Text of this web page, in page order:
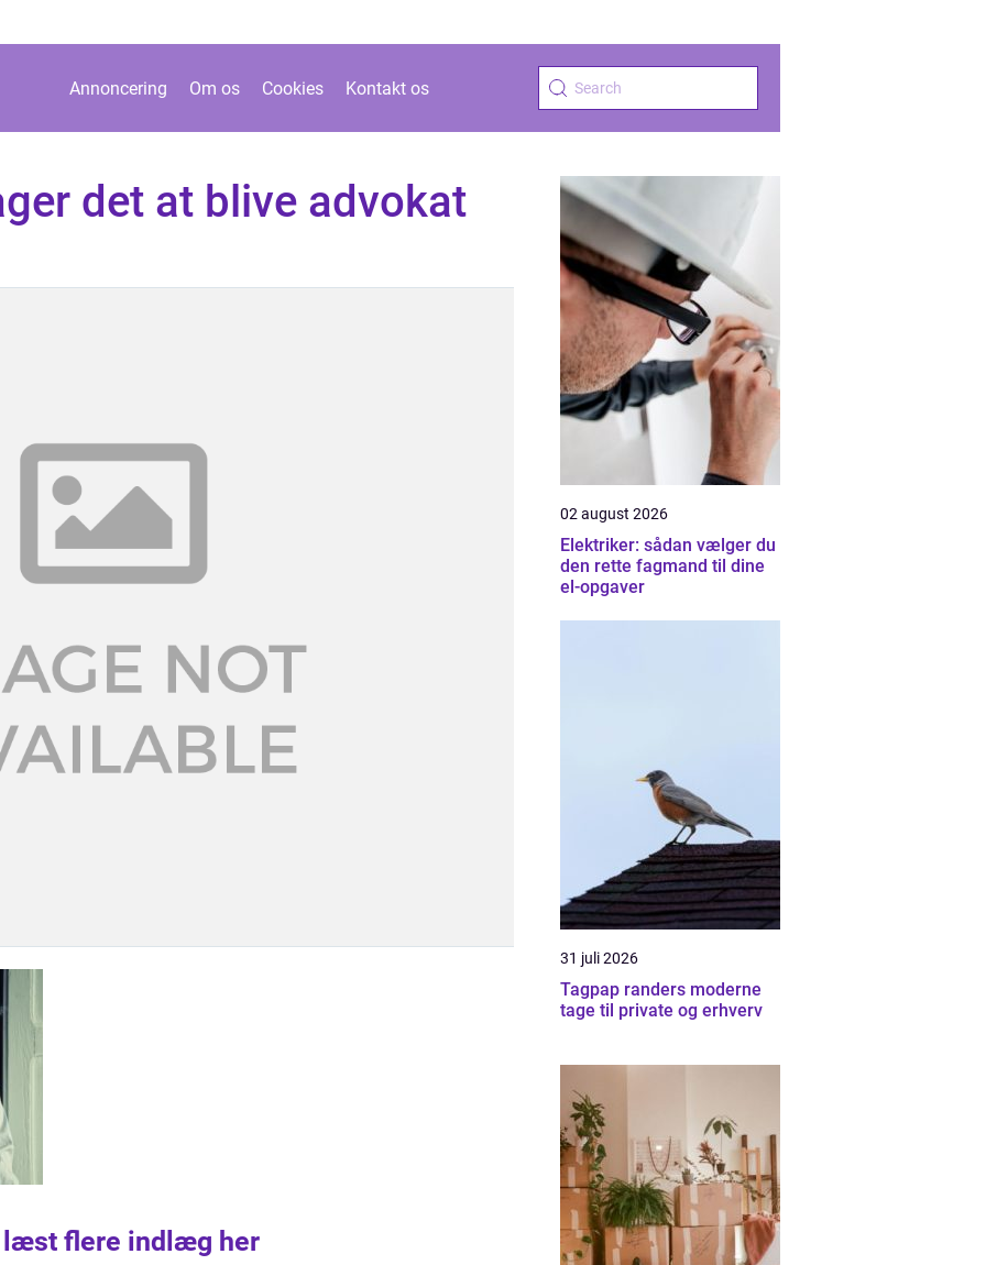
Annoncering Om os Cookies Kontakt os
det at blive advokat
læst flere indlæg her
02 august 2026
Elektriker: sådan vælger du
den rette fagmand til dine
el-opgaver
31 juli 2026
Tagpap randers moderne
tage til private og erhverv